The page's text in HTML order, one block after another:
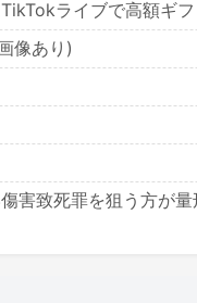
ライブで高額ギ
像あり)
害致死罪を狙う方が